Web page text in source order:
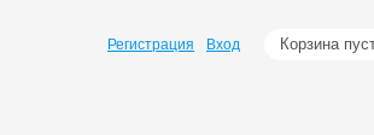
Корзина
Регистрация Вход